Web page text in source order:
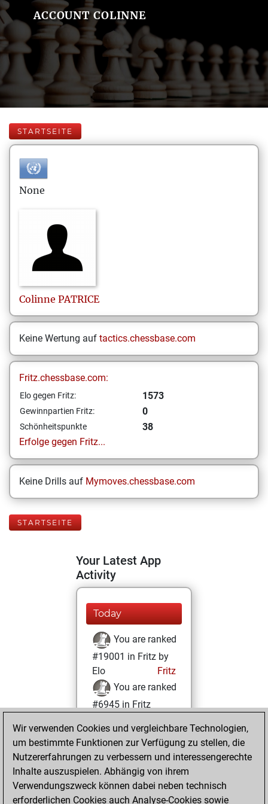
ACCOUNT COLINNE
STARTSEITE
None
Colinne PATRICE
Keine Wertung auf tactics.chessbase.com
Fritz.chessbase.com:
Elo gegen Fritz: 1573
Gewinnpartien Fritz: 0
Schönheitspunkte
38
Erfolge gegen Fritz...
Keine Drills auf Mymoves.chessbase.com
STARTSEITE
Your Latest App
Activity
Today
You are ranked
#19001 in Fritz by
Elo
Fritz
You are ranked
#6945 in Fritz
Samstag,
November 13, 2021
You achieved a
BeautyScore of 38
Wir verwenden Cookies und vergleichbare Technologien,
um bestimmte Funktionen zur Verfügung zu stellen, die
Nutzererfahrungen zu verbessern und interessengerechte
Inhalte auszuspielen. Abhängig von ihrem
Verwendungszweck können dabei neben technisch
erforderlichen Cookies auch Analyse-Cookies sowie